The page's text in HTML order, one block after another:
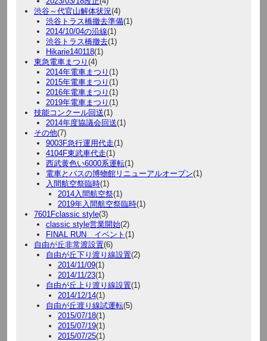
渋谷～代官山解体状況(4)
渋谷トラス橋撤去準備(1)
2014/10/04の沿線(1)
渋谷トラス橋撤去(1)
Hikarie140118(1)
東急電車まつり (4)
2014年電車まつり (1)
2015年電車まつり (1)
2016年電車まつり (1)
2019年電車まつり (1)
技能コンクール回送(1)
2014年度協議会回送(1)
その他(7)
9003F急行運用代走(1)
4104F東武車代走(1)
西武黄色い6000系運転(1)
電車とバスの博物館リニューアルオープン(1)
入間航空祭臨時(1)
2014入間航空祭(1)
2019年入間航空祭臨時(1)
7601Fclassic style(3)
classic style営業開始(2)
FINAL RUN イベント (1)
自由が丘非常渡設置(6)
自由が丘下り渡り線設置(2)
2014/11/09(1)
2014/11/23(1)
自由が丘上り渡り線設置(1)
2014/12/14(1)
自由が丘渡り線試運転(5)
2015/07/18(1)
2015/07/19(1)
2015/07/25(1)